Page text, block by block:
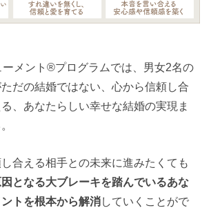
メント®︎プログラムでは、男女2名の
だの結婚ではない、心から信頼し合
、あなたらしい幸せな結婚の実現ま
合える相手との未来に進みたくても
となる大ブレーキを踏んでいるあな
トを根本から解消していくことがで